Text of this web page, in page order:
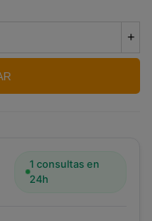
+
1 consultas en
24h
-